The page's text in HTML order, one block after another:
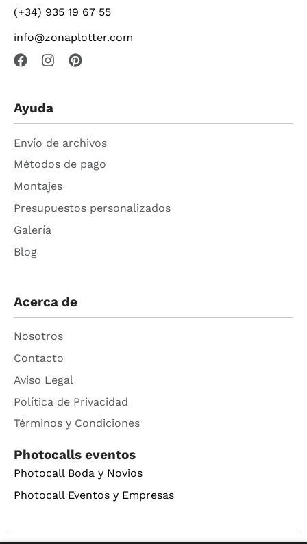
(+34) 935 19 67 55
info@zonaplotter.com
Ayuda
Envío de archivos
Métodos de pago
Montajes
Presupuestos personalizados
Galería
Blog
Acerca de
Nosotros
Contacto
Aviso Legal
Política de Privacidad
Términos y Condiciones
Photocalls eventos
Photocall Boda y Novios
Photocall Eventos y Empresas